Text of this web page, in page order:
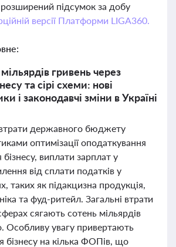
підсумок за добу
версії Платформи LIGA360.
гривень через
та сірі схеми: нові
і законодавчі зміни в Україні
втрати державного бюджету
оптимізації оподаткування
виплати зарплат у
від сплати податків у
таких як підакцизна продукція,
та фуд-ритейл. Загальні втрати
сягають сотень мільярдів
Особливу увагу привертають
бізнесу на кілька ФОПів, що